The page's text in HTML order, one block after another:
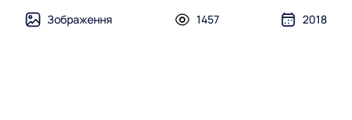
Зображення 1457 2018